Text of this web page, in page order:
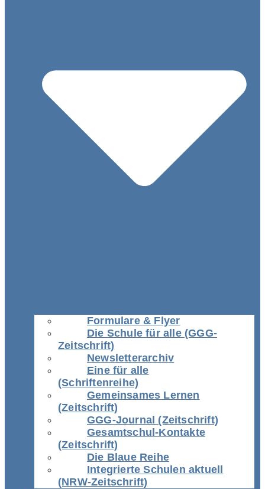
Formulare & Flyer
Die Schule für alle (GGG-
Zeitschrift)
Newsletterarchiv
Eine für alle
(Schriftenreihe)
Gemeinsames Lernen
(Zeitschrift)
GGG-Journal (Zeitschrift)
Gesamtschul-Kontakte
(Zeitschrift)
Die Blaue Reihe
Integrierte Schulen aktuell
(NRW-Zeitschrift)